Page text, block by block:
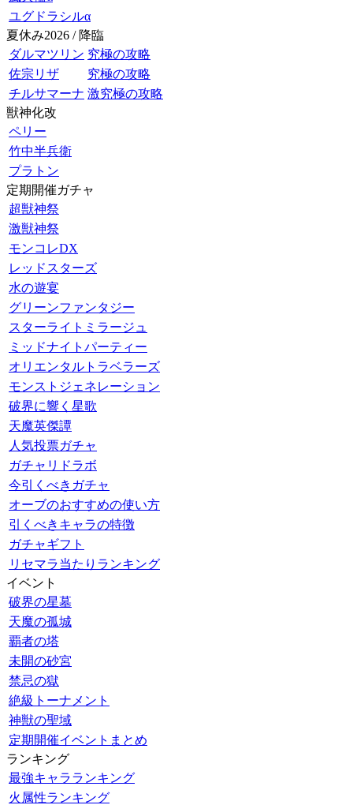
ユグドラシルα
夏休み2026 / 降臨
ダルマツリン 究極の攻略
佐宗リザ
究極の攻略
チルサマーナ 激究極の攻略
獣神化改
ペリー
竹中半兵衛
プラトン
定期開催ガチャ
超獣神祭
激獣神祭
モンコレDX
レッドスターズ
水の遊宴
グリーンファンタジー
スターライトミラージュ
ミッドナイトパーティー
オリエンタルトラベラーズ
モンストジェネレーション
破界に響く星歌
天魔英傑譚
人気投票ガチャ
ガチャリドラボ
今引くべきガチャ
オーブのおすすめの使い方
引くべきキャラの特徴
ガチャギフト
リセマラ当たりランキング
イベント
破界の星墓
天魔の孤城
覇者の塔
未開の砂宮
禁忌の獄
絶級トーナメント
神獣の聖域
定期開催イベントまとめ
ランキング
最強キャラランキング
火属性ランキング